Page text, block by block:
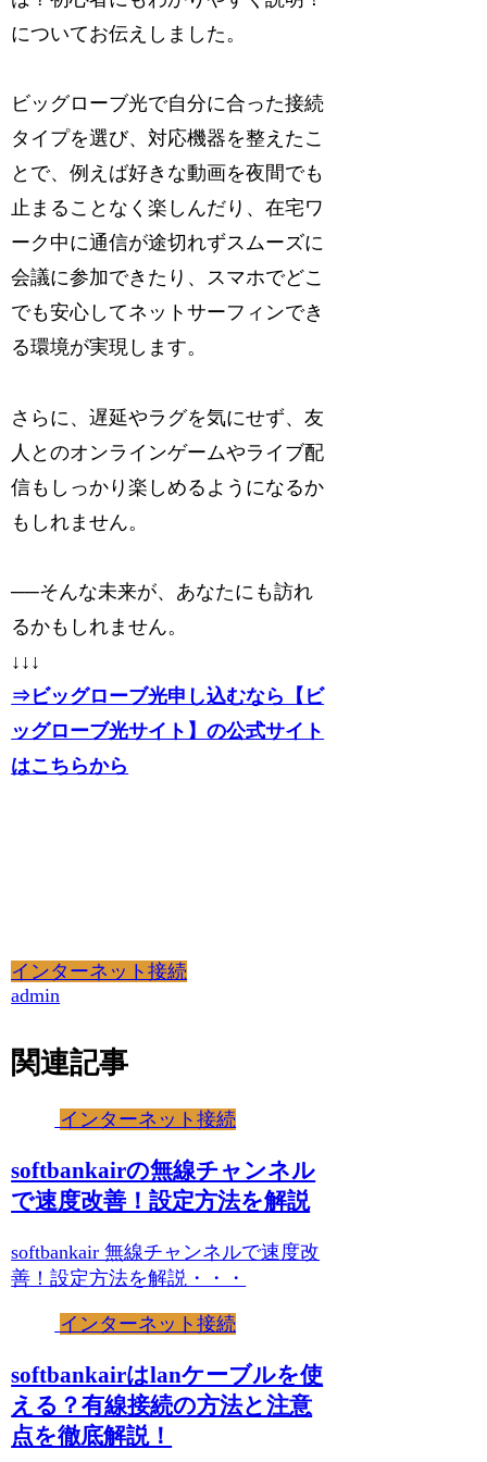
についてお伝えしました。
ビッグローブ光で自分に合った接続
タイプを選び、対応機器を整えたこ
とで、例えば好きな動画を夜間でも
止まることなく楽しんだり、在宅ワ
ーク中に通信が途切れずスムーズに
会議に参加できたり、スマホでどこ
でも安心してネットサーフィンでき
る環境が実現します。
さらに、遅延やラグを気にせず、友
人とのオンラインゲームやライブ配
信もしっかり楽しめるようになるか
もしれません。
──そんな未来が、あなたにも訪れ
るかもしれません。
↓↓↓
⇒ビッグローブ光申し込むなら【ビ
ッグローブ光サイト】の公式サイト
はこちらから
インターネット接続
admin
関連記事
インターネット接続
softbankairの無線チャンネル
で速度改善！設定方法を解説
softbankair 無線チャンネルで速度改
善！設定方法を解説・・・
インターネット接続
softbankairはlanケーブルを使
える？有線接続の方法と注意
点を徹底解説！